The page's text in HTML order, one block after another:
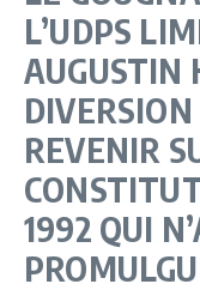
L’UDPS
AUGUSTIN
REVENIR
1992 QUI